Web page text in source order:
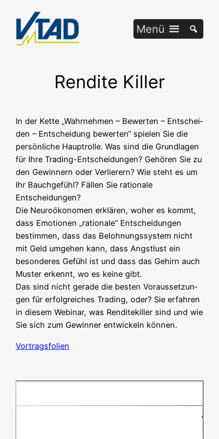
springen
Menü
Rendite Killer
In der Ket­te „Wahr­neh­men – Bewer­ten – Ent­schei­
den – Ent­schei­dung bewer­ten“ spie­len Sie die
per­sön­li­che Haupt­rol­le. Was sind die Grund­la­gen
für Ihre Tra­ding-Ent­schei­dun­gen? Gehö­ren Sie zu
den Gewin­nern oder Ver­lie­rern? Wie steht es um
Ihr Bauch­ge­fühl? Fäl­len Sie ratio­na­le
Entscheidungen?
Die Neu­ro­öko­no­men erklä­ren, woher es kommt,
dass Emo­tio­nen „ratio­na­le“ Ent­schei­dun­gen
bestim­men, dass das Beloh­nungs­sys­tem nicht
mit Geld umge­hen kann, dass Angst­lust ein
beson­de­res Gefühl ist und dass das Gehirn auch
Mus­ter erkennt, wo es kei­ne gibt.
Das sind nicht gera­de die bes­ten Vor­aus­set­zun­
gen für erfolg­rei­ches Tra­ding, oder? Sie erfah­ren
in die­sem Web­i­nar, was Ren­di­te­kil­ler sind und wie
Sie sich zum Gewin­ner ent­wi­ckeln können.
Vor­trags­fo­li­en